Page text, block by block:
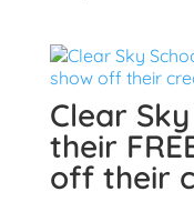
Clear
their
off their